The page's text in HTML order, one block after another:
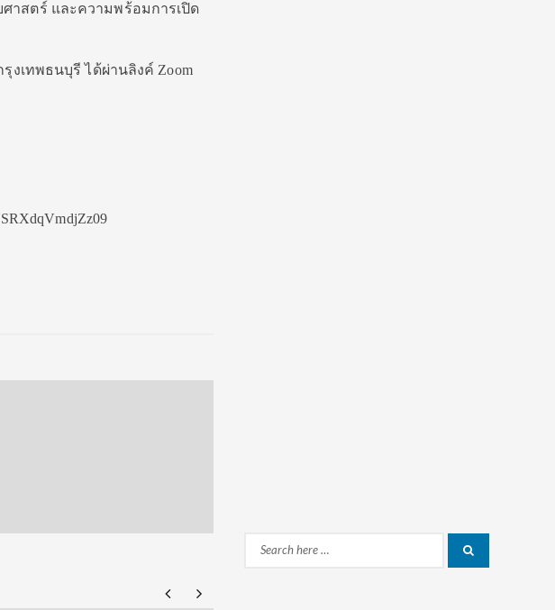
าสตร์ และความพร้อมการเปิด
เทพธนบุรี ได้ผ่านลิงค์ Zoom
Search